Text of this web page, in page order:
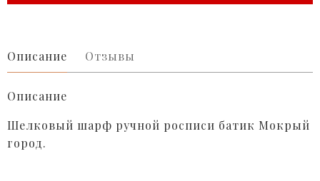
Описание Отзывы
Описание
Шелковый шарф ручной росписи батик Мокрый
город.